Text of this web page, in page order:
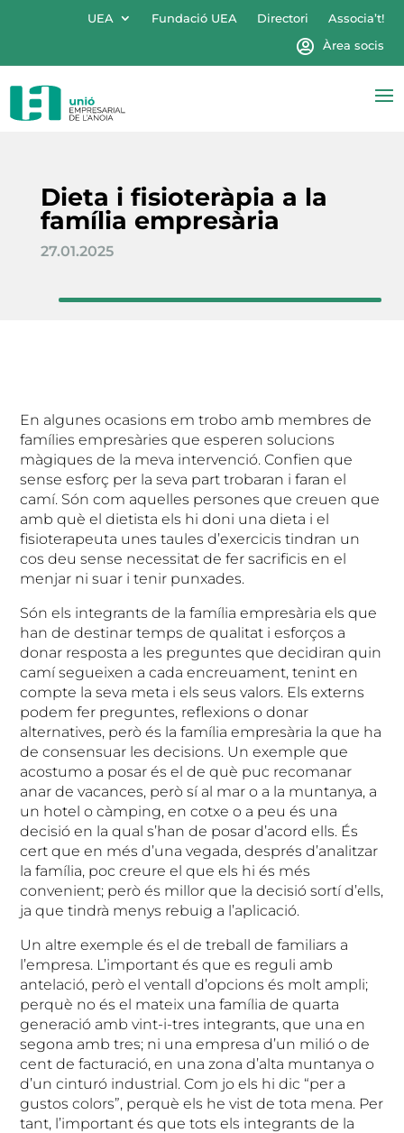
UEA Fundació UEA Directori
Associa’t!
Àrea socis
Dieta i fisioteràpia a la
família empresària
27.01.2025
En algunes ocasions em trobo amb membres de
famílies empresàries que esperen solucions
màgiques de la meva intervenció. Confien que
sense esforç per la seva part trobaran i faran el
camí. Són com aquelles persones que creuen que
amb què el dietista els hi doni una dieta i el
fisioterapeuta unes taules d’exercicis tindran un
cos deu sense necessitat de fer sacrificis en el
menjar ni suar i tenir punxades.
Són els integrants de la família empresària els que
han de destinar temps de qualitat i esforços a
donar resposta a les preguntes que decidiran quin
camí segueixen a cada encreuament, tenint en
compte la seva meta i els seus valors. Els externs
podem fer preguntes, reflexions o donar
alternatives, però és la família empresària la que ha
de consensuar les decisions. Un exemple que
acostumo a posar és el de què puc recomanar
anar de vacances, però sí al mar o a la muntanya, a
un hotel o càmping, en cotxe o a peu és una
decisió en la qual s’han de posar d’acord ells. És
cert que en més d’una vegada, després d’analitzar
la família, poc creure el que els hi és més
convenient; però és millor que la decisió sortí d’ells,
ja que tindrà menys rebuig a l’aplicació.
Un altre exemple és el de treball de familiars a
l’empresa. L’important és que es reguli amb
antelació, però el ventall d’opcions és molt ampli;
perquè no és el mateix una família de quarta
generació amb vint-i-tres integrants, que una en
segona amb tres; ni una empresa d’un milió o de
cent de facturació, en una zona d’alta muntanya o
d’un cinturó industrial. Com jo els hi dic “per a
gustos colors”, perquè els he vist de tota mena. Per
tant, l’important és que tots els integrants de la